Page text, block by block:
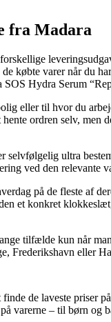
fra Madara
købte varer når du
Hydra Serum
eller til hvor du
ordren selv,
ultra
ved den relevante
på de fleste af
et konkret
tilfælde kun når
Frederikshavn eller
de laveste priser
varerne – til børn og